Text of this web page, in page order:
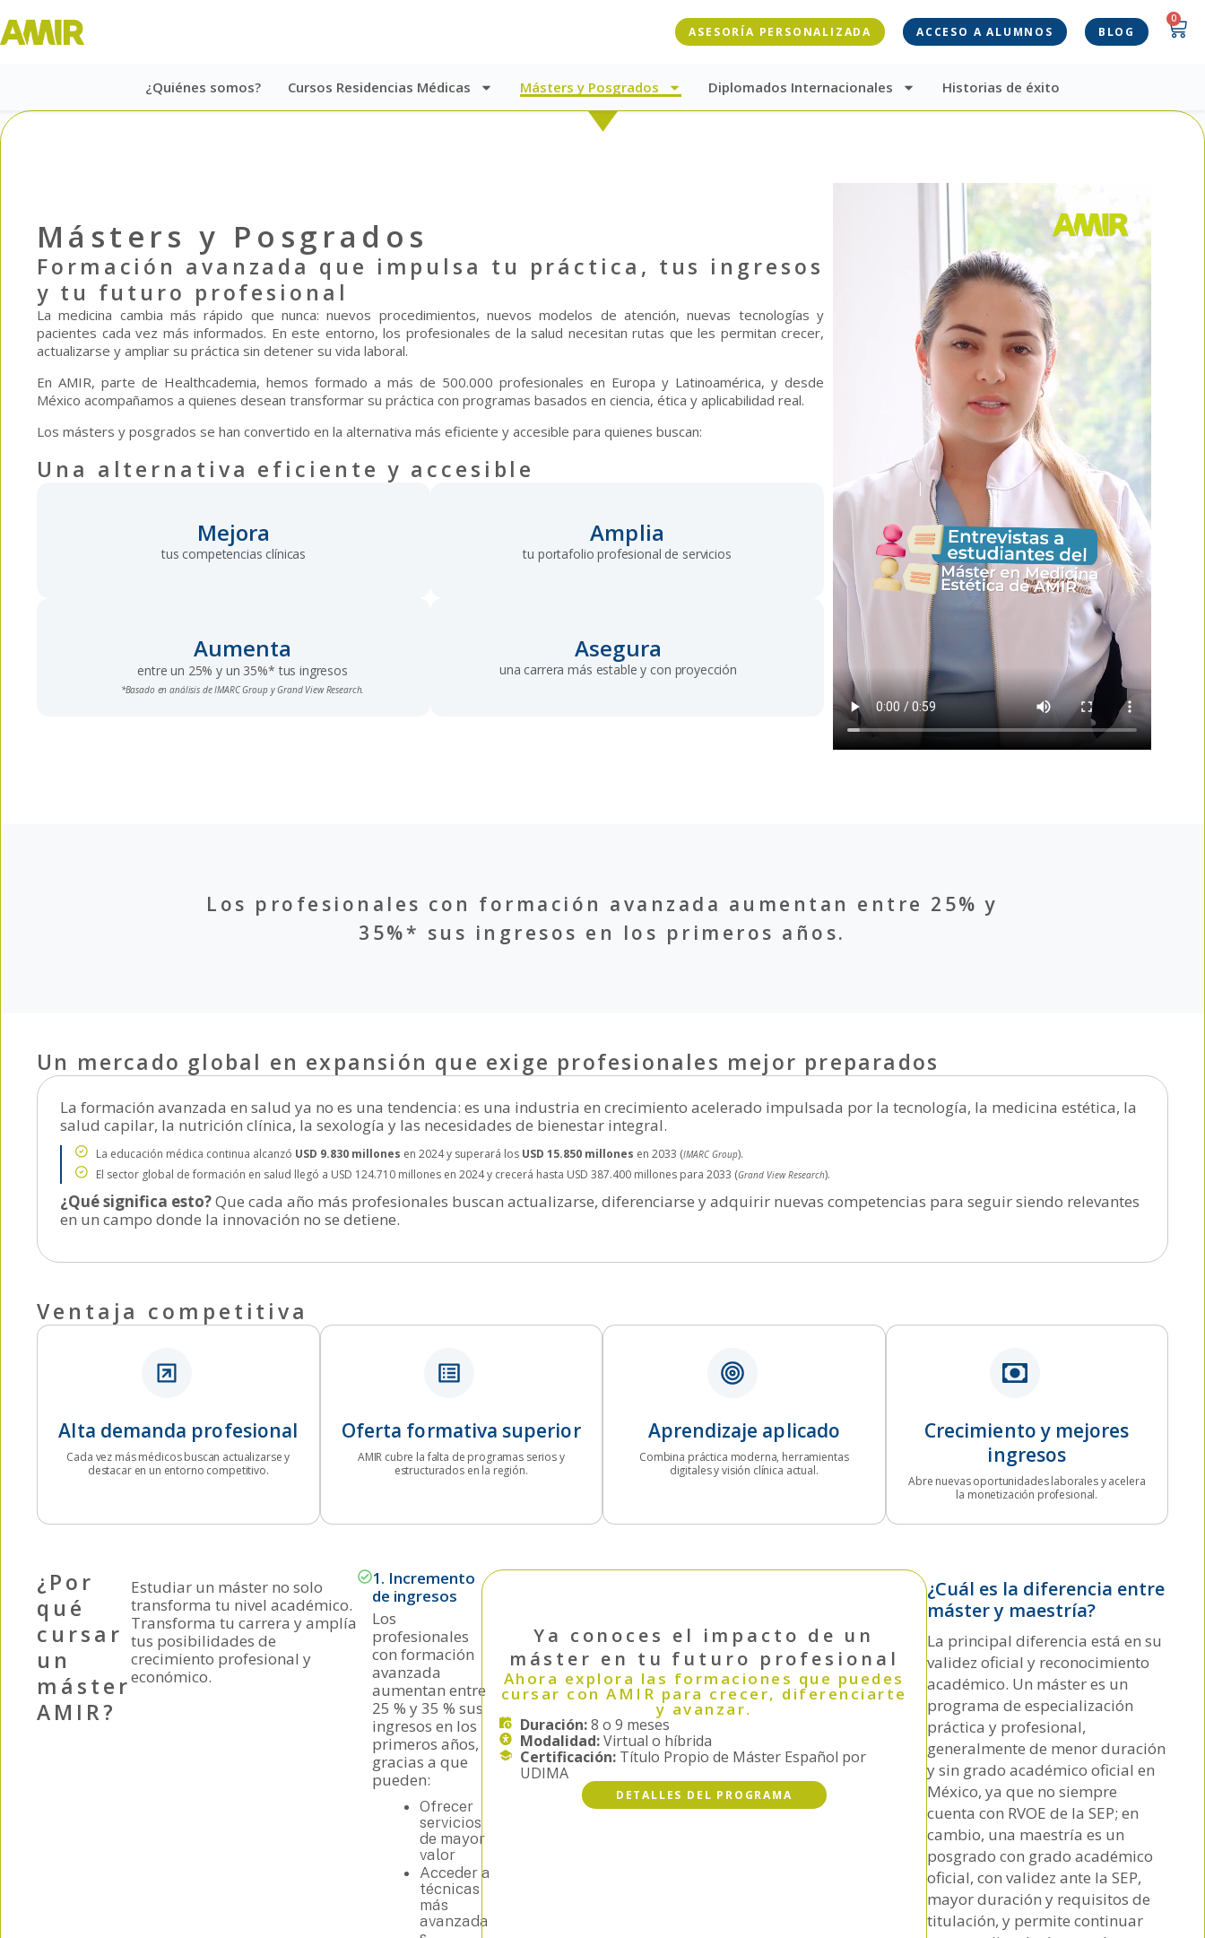
ASESORÍA PERSONALIZADA ACCESO A ALUMNOS BLOG
0
¿Quiénes somos? Cursos Residencias Médicas Másters y Posgrados Diplomados Internacionales Historias de éxito
Másters y Posgrados
Formación avanzada que impulsa tu práctica, tus ingresos
y tu futuro profesional
La medicina cambia más rápido que nunca: nuevos procedimientos, nuevos modelos de atención, nuevas tecnologías y
pacientes cada vez más informados. En este entorno, los profesionales de la salud necesitan rutas que les permitan crecer,
actualizarse y ampliar su práctica sin detener su vida laboral.
En AMIR, parte de Healthcademia, hemos formado a más de 500.000 profesionales en Europa y Latinoamérica, y desde
México acompañamos a quienes desean transformar su práctica con programas basados en ciencia, ética y aplicabilidad real.
Los másters y posgrados se han convertido en la alternativa más eficiente y accesible para quienes buscan:
Una alternativa eficiente y accesible
tus competencias clínicas
Mejora
tu portafolio profesional de servicios
Amplia
entre un 25% y un 35%* tus ingresos
*Basado en análisis de IMARC Group y Grand View Research.
Aumenta
una carrera más estable y con proyección
Asegura
Los profesionales con formación avanzada aumentan entre 25% y
35%* sus ingresos en los primeros años.
Un mercado global en expansión que exige profesionales mejor preparados
La formación avanzada en salud ya no es una tendencia: es una industria en crecimiento acelerado impulsada por la tecnología, la medicina estética, la
salud capilar, la nutrición clínica, la sexología y las necesidades de bienestar integral.
La educación médica continua alcanzó USD 9.830 millones en 2024 y superará los USD 15.850 millones en 2033 (IMARC Group).
El sector global de formación en salud llegó a USD 124.710 millones en 2024 y crecerá hasta USD 387.400 millones para 2033 (Grand View Research).
¿Qué significa esto?Que cada año más profesionales buscan actualizarse, diferenciarse y adquirir nuevas competencias para seguir siendo relevantes
en un campo donde la innovación no se detiene.
Ventaja competitiva
Alta demanda profesional
Cada vez más médicos buscan actualizarse y
destacar en un entorno competitivo.
Oferta formativa superior
AMIR cubre la falta de programas serios y
estructurados en la región.
Aprendizaje aplicado
Combina práctica moderna, herramientas
digitales y visión clínica actual.
Crecimiento y mejores
ingresos
Abre nuevas oportunidades laborales y acelera
la monetización profesional.
¿Por
qué
cursar
un
máster
AMIR?
Estudiar un máster no solo
transforma tu nivel académico.
Transforma tu carrera y amplía
tus posibilidades de
crecimiento profesional y
económico.
1. Incremento
de ingresos
Los
profesionales
con formación
avanzada
aumentan entre
25 % y 35 % sus
ingresos en los
primeros años,
gracias a que
pueden:
Ofrecer
servicios
de mayor
valor
Acceder a
técnicas
más
avanzada
Ya conoces el impacto de un
máster en tu futuro profesional
Ahora explora las formaciones que puedes
cursar con AMIR para crecer, diferenciarte
y avanzar.
Duración:8 o 9 meses
Modalidad:Virtual o híbrida
Certificación:Título Propio de Máster Español por
UDIMA
DETALLES DEL PROGRAMA
¿Cuál es la diferencia entre
máster y maestría?
La principal diferencia está en su
validez oficial y reconocimiento
académico. Un máster es un
programa de especialización
práctica y profesional,
generalmente de menor duración
y sin grado académico oficial en
México, ya que no siempre
cuenta con RVOE de la SEP; en
cambio, una maestría es un
posgrado con grado académico
oficial, con validez ante la SEP,
mayor duración y requisitos de
titulación, y permite continuar